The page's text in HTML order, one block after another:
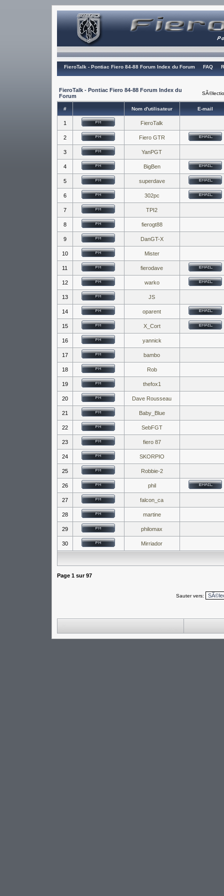
FieroTalk - Pontiac Fiero 84-88 Forum Index du Forum FAQ
FieroTalk - Pontiac Fiero 84-88 Forum Index du
Forum
# Nom d'utilisateur E-mail
1 FieroTalk
2 Fiero GTR
3 YanPGT
4 BigBen
5 superdave
6 302pc
7 TPI2
8 fierogt88
9 DanGT-X
10 Mister
11 fierodave
12 warko
13 JS
14 oparent
15 X_Cort
16 yannick
17 bambo
18 Rob
19 thefox1
20 Dave Rousseau
21 Baby_Blue
22 SebFGT
23 fiero 87
24 SKORPIO
25 Robbie-2
26 phil
27 falcon_ca
28 martine
29 philomax
30 Mirriador
Page 1sur97
Sauter vers: